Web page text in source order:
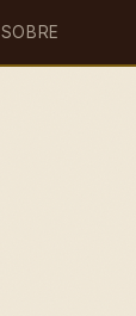
SOBRE